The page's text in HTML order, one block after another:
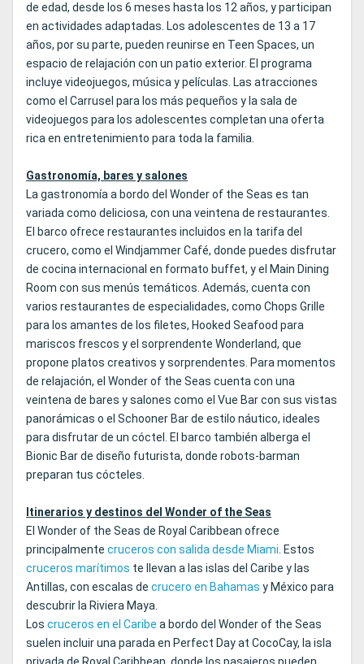
de edad, desde los 6 meses hasta los 12 años, y participan
en actividades adaptadas. Los adolescentes de 13 a 17
años, por su parte, pueden reunirse en Teen Spaces, un
espacio de relajación con un patio exterior. El programa
incluye videojuegos, música y películas. Las atracciones
como el Carrusel para los más pequeños y la sala de
videojuegos para los adolescentes completan una oferta
rica en entretenimiento para toda la familia.
Gastronomía, bares y salones
La gastronomía a bordo del Wonder of the Seas es tan
variada como deliciosa, con una veintena de restaurantes.
El barco ofrece restaurantes incluidos en la tarifa del
crucero, como el Windjammer Café, donde puedes disfrutar
de cocina internacional en formato buffet, y el Main Dining
Room con sus menús temáticos. Además, cuenta con
varios restaurantes de especialidades, como Chops Grille
para los amantes de los filetes, Hooked Seafood para
mariscos frescos y el sorprendente Wonderland, que
propone platos creativos y sorprendentes. Para momentos
de relajación, el Wonder of the Seas cuenta con una
veintena de bares y salones como el Vue Bar con sus vistas
panorámicas o el Schooner Bar de estilo náutico, ideales
para disfrutar de un cóctel. El barco también alberga el
Bionic Bar de diseño futurista, donde robots-barman
preparan tus cócteles.
Itinerarios y destinos del Wonder of the Seas
El Wonder of the Seas de Royal Caribbean ofrece
principalmente cruceros con salida desde Miami. Estos
cruceros marítimos te llevan a las islas del Caribe y las
Antillas, con escalas de crucero en Bahamas y México para
descubrir la Riviera Maya.
Los cruceros en el Caribe a bordo del Wonder of the Seas
suelen incluir una parada en Perfect Day at CocoCay, la isla